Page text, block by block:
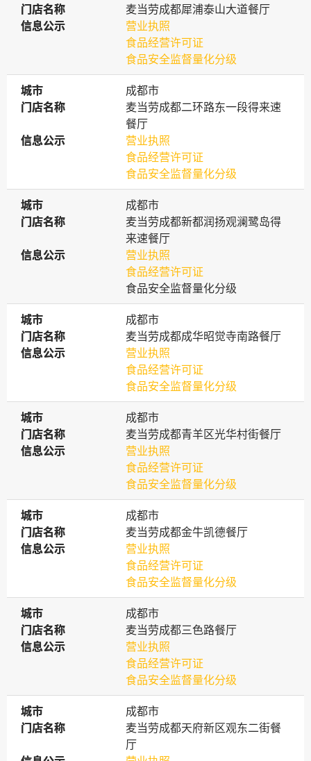
门店名称
门店名称
麦当劳成都犀浦泰山大道餐厅
信息公示
信息公示
营业执照
食品经营许可证
食品安全监督量化分级
城市
城市
成都市
门店名称
门店名称
麦当劳成都二环路东一段得来速
餐厅
信息公示
信息公示
营业执照
食品经营许可证
食品安全监督量化分级
城市
城市
成都市
门店名称
门店名称
麦当劳成都新都润扬观澜鹭岛得
来速餐厅
信息公示
信息公示
营业执照
食品经营许可证
食品安全监督量化分级
城市
城市
成都市
门店名称
门店名称
麦当劳成都成华昭觉寺南路餐厅
信息公示
信息公示
营业执照
食品经营许可证
食品安全监督量化分级
城市
城市
成都市
门店名称
门店名称
麦当劳成都青羊区光华村街餐厅
信息公示
信息公示
营业执照
食品经营许可证
食品安全监督量化分级
城市
城市
成都市
门店名称
门店名称
麦当劳成都金牛凯德餐厅
信息公示
信息公示
营业执照
食品经营许可证
食品安全监督量化分级
城市
城市
成都市
门店名称
门店名称
麦当劳成都三色路餐厅
信息公示
信息公示
营业执照
食品经营许可证
食品安全监督量化分级
城市
城市
成都市
门店名称
门店名称
麦当劳成都天府新区观东二街餐
厅